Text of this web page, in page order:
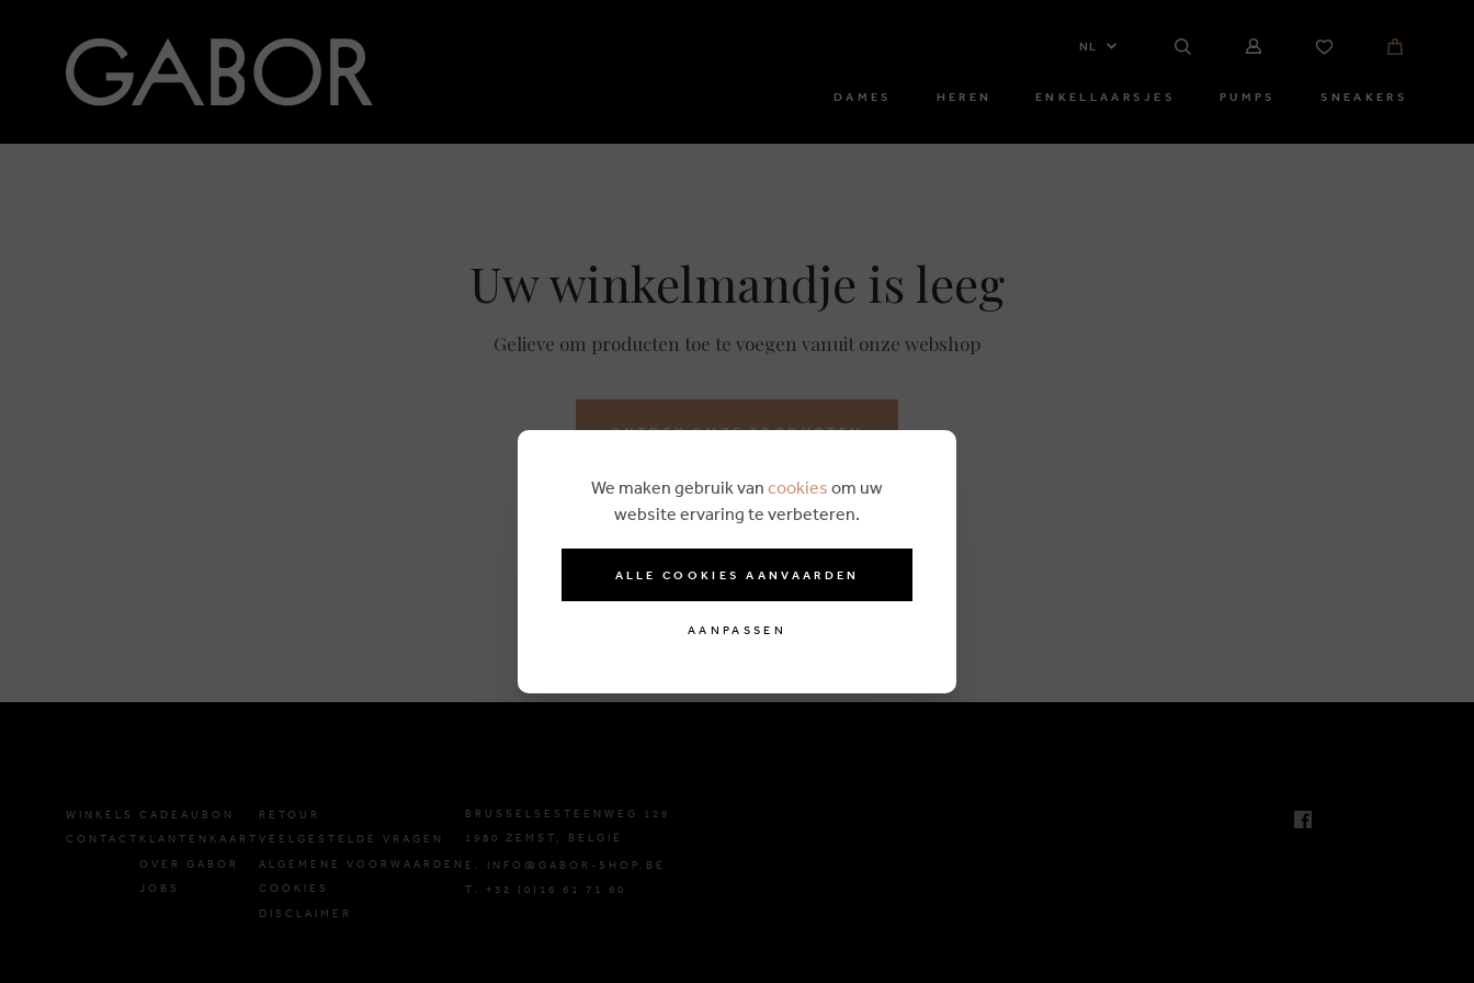
NL
DAMES HEREN ENKELLAARSJES PUMPS SNEAKERS
Uw winkelmandje is leeg
Gelieve om producten toe te voegen vanuit onze webshop
ONTDEK ONZE PRODUCTEN
WINKELS
CONTACT
CADEAUBON
KLANTENKAART
OVER GABOR
JOBS
RETOUR
VEELGESTELDE VRAGEN
ALGEMENE VOORWAARDEN
COOKIES
DISCLAIMER
BRUSSELSESTEENWEG 129
1980 ZEMST, BELGIË
E. INFO@GABOR-SHOP.BE
T. +32 (0)16 61 71 60
We maken gebruik van cookies om uw
website ervaring te verbeteren.
ALLE COOKIES AANVAARDEN
AANPASSEN